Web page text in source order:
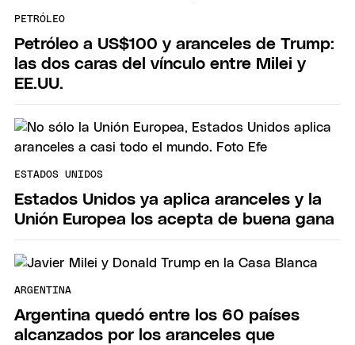
PETRÓLEO
Petróleo a US$100 y aranceles de Trump:
las dos caras del vínculo entre Milei y
EE.UU.
ESTADOS UNIDOS
Estados Unidos ya aplica aranceles y la
Unión Europea los acepta de buena gana
ARGENTINA
Argentina quedó entre los 60 países
alcanzados por los aranceles que